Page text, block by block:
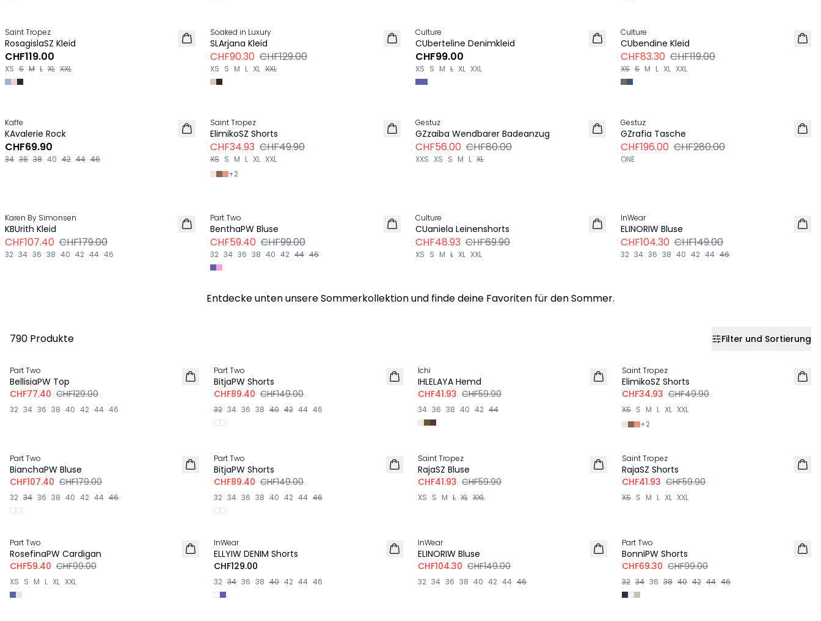
NEU
Saint Tropez
RosagislaSZ Kleid
CHF119.00
XS S M L XL XXL
Soaked in Luxury
SLArjana Kleid
CHF90.30 CHF129.00
XS S M L XL XXL
NEU
Culture
CUberteline Denimkleid
CHF99.00
XS S M L XL XXL
Culture
CUbendine Kleid
CHF83.30 CHF119.00
XS S M L XL XXL
NEU
Kaffe
KAvalerie Rock
CHF69.90
34 36 38 40 42 44 46
Saint Tropez
ElimikoSZ Shorts
CHF34.93 CHF49.90
XS S M L XL XXL
+2
Gestuz
GZzaiba Wendbarer Badeanzug
CHF56.00 CHF80.00
XXS XS S M L XL
Gestuz
GZrafia Tasche
CHF196.00 CHF280.00
ONE
LEINEN
Karen By Simonsen
KBUrith Kleid
CHF107.40 CHF179.00
32 34 36 38 40 42 44 46
LEINEN
Part Two
BenthaPW Bluse
CHF59.40 CHF99.00
32 34 36 38 40 42 44 46
LEINEN
Culture
CUaniela Leinenshorts
CHF48.93 CHF69.90
XS S M L XL XXL
LEINEN
InWear
ELINORIW Bluse
CHF104.30 CHF149.00
32 34 36 38 40 42 44 46
Entdecke unten unsere Sommerkollektion und finde deine Favoriten für den Sommer.
790 Produkte Filter und Sortierung
Part Two
BellisiaPW Top
CHF77.40 CHF129.00
32 34 36 38 40 42 44 46
Part Two
BitjaPW Shorts
CHF89.40 CHF149.00
32 34 36 38 40 42 44 46
Ichi
IHLELAYA Hemd
CHF41.93 CHF59.90
34 36 38 40 42 44
Saint Tropez
ElimikoSZ Shorts
CHF34.93 CHF49.90
XS S M L XL XXL
+2
Part Two
BianchaPW Bluse
CHF107.40 CHF179.00
32 34 36 38 40 42 44 46
Part Two
BitjaPW Shorts
CHF89.40 CHF149.00
32 34 36 38 40 42 44 46
Saint Tropez
RajaSZ Bluse
CHF41.93 CHF59.90
XS S M L XL XXL
Saint Tropez
RajaSZ Shorts
CHF41.93 CHF59.90
XS S M L XL XXL
Part Two
RosefinaPW Cardigan
CHF59.40 CHF99.00
XS S M L XL XXL
NEU
InWear
ELLYIW DENIM Shorts
CHF129.00
32 34 36 38 40 42 44 46
LEINEN
InWear
ELINORIW Bluse
CHF104.30 CHF149.00
32 34 36 38 40 42 44 46
Part Two
BonniPW Shorts
CHF69.30 CHF99.00
32 34 36 38 40 42 44 46